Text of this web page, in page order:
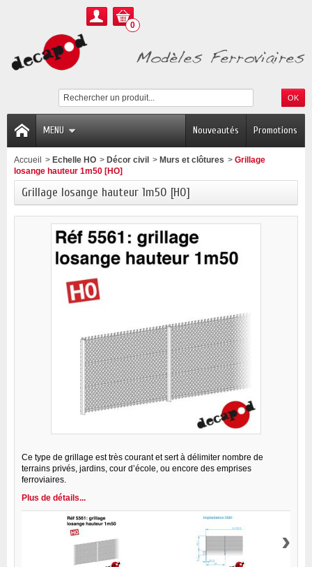
0
MENU Promotions
Nouveautés
Accueil > Echelle HO > Décor civil > Murs et clôtures > Grillage
losange hauteur 1m50 [HO]
Grillage losange hauteur 1m50 [HO]
Ce type de grillage est très courant et sert à délimiter nombre de
terrains privés, jardins, cour d’école, ou encore des emprises
ferroviaires.
Plus de détails...
›